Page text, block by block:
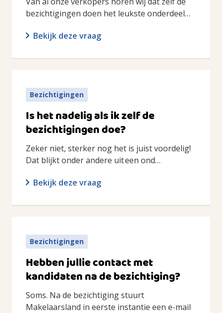
bezichtigingen doen het leukste onderdeel…
Bekijk deze vraag
Bezichtigingen
Is het nadelig als ik zelf de
bezichtigingen doe?
Zeker niet, sterker nog het is juist voordelig!
Dat blijkt onder andere uit een ond…
Bekijk deze vraag
Bezichtigingen
Hebben jullie contact met
kandidaten na de bezichtiging?
Soms. Na de bezichtiging stuurt
Makelaarsland in eerste instantie een e-mail